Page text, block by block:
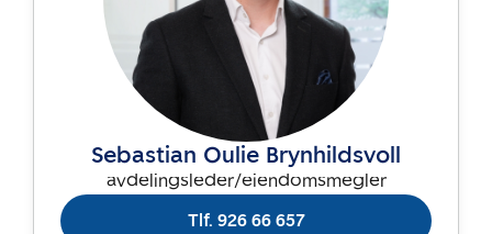
Sebastian Oulie Brynhildsvoll
avdelingsleder/eiendomsmegler
Tlf. 926 66 657